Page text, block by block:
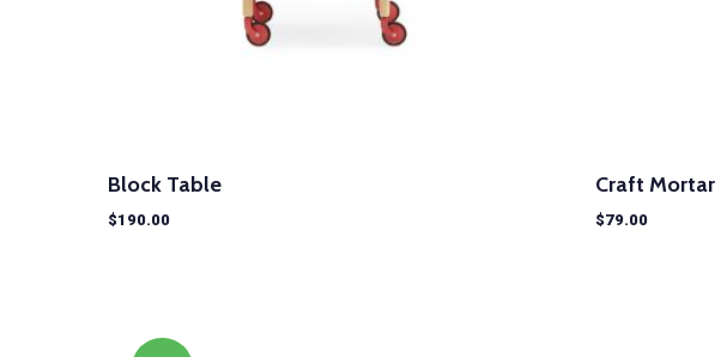
Block Table
$190.00
Craft Mortar
$79.00